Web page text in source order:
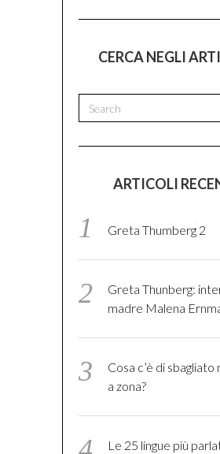
CERCA NEGLI
ARTICOLI
Greta Thumberg 2
Greta Thunberg:
madre Malena
Cosa c’è di sbagliato
a zona?
Le 25 lingue più